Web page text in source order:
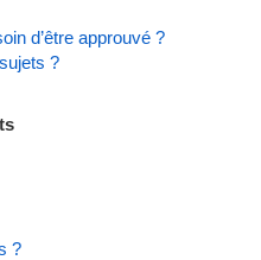
d’être approuvé ?
?
?